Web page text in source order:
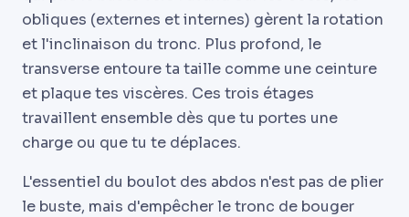
obliques (externes et internes) gèrent la rotation
et l'inclinaison du tronc. Plus profond, le
transverse entoure ta taille comme une ceinture
et plaque tes viscères. Ces trois étages
travaillent ensemble dès que tu portes une
charge ou que tu te déplaces.
L'essentiel du boulot des abdos n'est pas de plier
le buste, mais d'empêcher le tronc de bouger